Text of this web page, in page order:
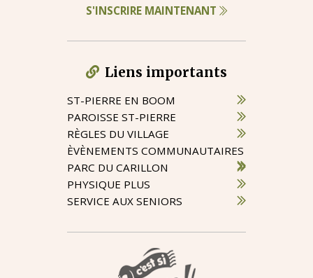
S'INSCRIRE MAINTENANT
Liens importants
ST-PIERRE EN BOOM
PAROISSE ST-PIERRE
RÈGLES DU VILLAGE
ÈVÈNEMENTS COMMUNAUTAIRES
PARC DU CARILLON
PHYSIQUE PLUS
SERVICE AUX SENIORS